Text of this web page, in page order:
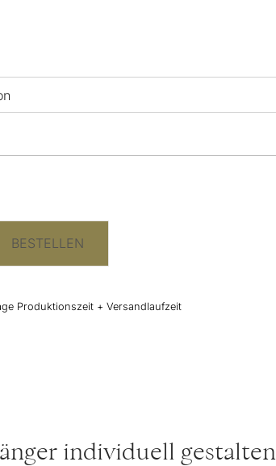
BESTELLEN
Produktionszeit + Versandlaufzeit
individuell gestalten